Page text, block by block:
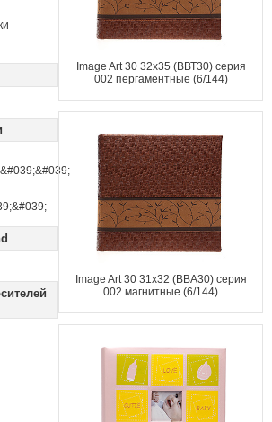
Image Art 30 32x35 (ВВТ30) серия
002 пергаментные (6/144)
Image Art 30 31x32 (ВВА30) серия
002 магнитные (6/144)